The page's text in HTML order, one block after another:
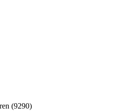
(9290)